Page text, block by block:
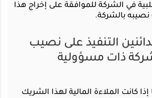
في الشركة للموافقة على إخراج هذا
بالشركة.
التنفيذ على نصيب
ذات مسؤولية
كانت الملاءة المالية لهذا الشريك